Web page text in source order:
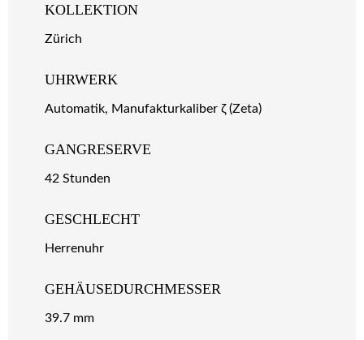
KOLLEKTION
Zürich
UHRWERK
Automatik, Manufakturkaliber ζ (Zeta)
GANGRESERVE
42 Stunden
GESCHLECHT
Herrenuhr
GEHÄUSEDURCHMESSER
39.7 mm